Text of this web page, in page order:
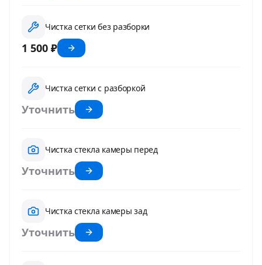
Чистка сетки без разборки
1 500 ₽
Чистка сетки с разборкой
Уточнить
Чистка стекла камеры перед
Уточнить
Чистка стекла камеры зад
Уточнить